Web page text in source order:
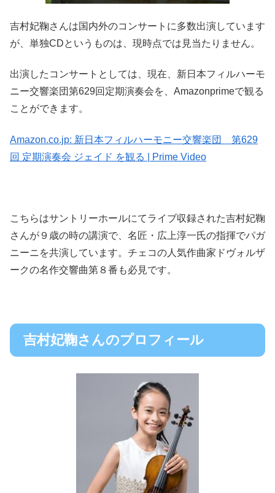
吉村妃鞠さんは国内外のコンサートに多数出演しています
が、単独CDというものは、現時点では見当たりません。
出演したコンサートとしては、現在、新日本フィルハーモ
ニー交響楽団第629回定期演奏会を、Amazonprimeで観る
ことができます。
Amazon.co.jp: 新日本フィルハーモニー交響楽団 第629
回 定期演奏会 ジェイド を観る | Prime Video
こちらはサントリーホールにてライブ収録された吉村妃鞠
さんが９歳の時の講演で、名匠・広上淳一氏の指揮でパガ
ニーニを共演しています。チェコの人気作曲家ドヴォルザ
ークの名作交響曲第８番も必見です。
吉村妃鞠さんのプロフィール